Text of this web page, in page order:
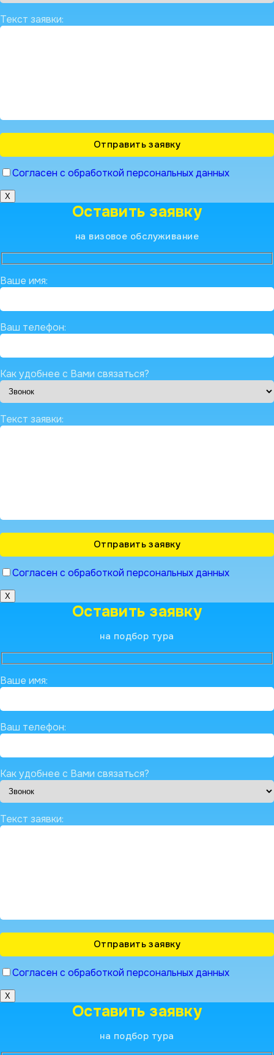
Текст заявки:
Согласен с обработкой персональных данных
X
Оставить заявку
на визовое обслуживание
Ваше имя:
Ваш телефон:
Как удобнее с Вами связаться?
Текст заявки:
Согласен с обработкой персональных данных
X
Оставить заявку
на подбор тура
Ваше имя:
Ваш телефон:
Как удобнее с Вами связаться?
Текст заявки:
Согласен с обработкой персональных данных
X
Оставить заявку
на подбор тура